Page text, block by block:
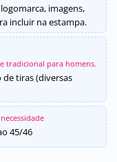
imagens,
incluir na estampa.
tradicional para homens.
tiras (diversas
45/46